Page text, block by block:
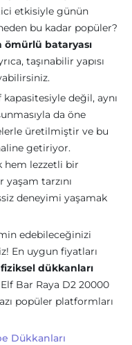
etkisiyle günün
bu kadar popüler?
ömürlü bataryası
taşınabilir yapısı
değil, aynı
da öne
üretilmiştir ve bu
getiriyor.
hem lezzetli bir
yaşam tarzını
deneyimi yaşamak
edebileceğinizi
En uygun fiyatları
fiziksel dükkanları
Bar Raya D2 20000
popüler platformları
Dükkanları